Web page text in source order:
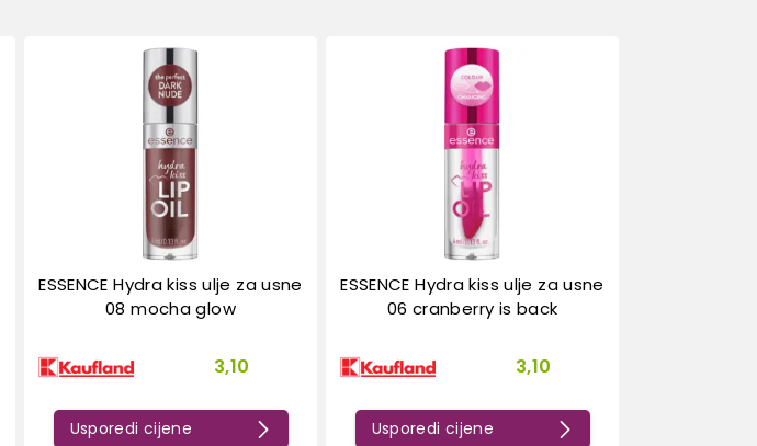
ESSENCE Hydra kiss ulje za usne
08 mocha glow
3,10
Usporedi cijene
ESSENCE Hydra kiss ulje za usne
06 cranberry is back
3,10
Usporedi cijene